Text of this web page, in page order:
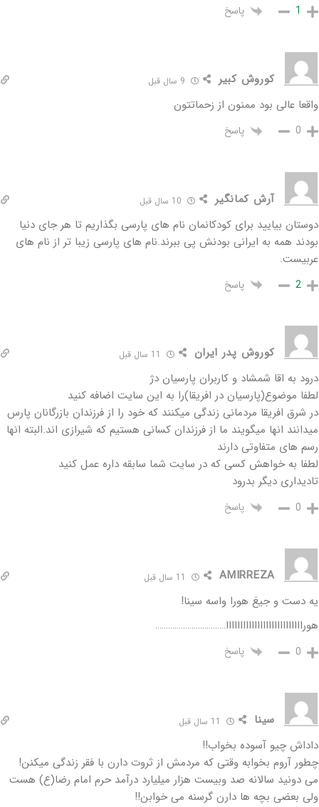
1 پاسخ
کوروش کبیر
واقعا عالی بود ممنون از زحماتتون
0 پاسخ
آرش کمانگیر
دوستان بیایید برای کودکانمان نام های پارسی بگذاریم تا هر جای دنیا
بودند همه به ایرانی بودنش پی ببرند.نام های پارسی زیبا تر از نام های
عربیست.
2 پاسخ
کوروش پدر ایران
درود به اقا شمشاد و کاربران پارسیان دژ
لطفا موضوع(پارسیان در افریقا)را به این سایت اضافه کنید
در شرق افریقا مردمانی زندگی میکنند که خود را از فرزندان بازرگانان پارس
میدانند انها میگویند ما از فرزندان کسانی هستیم که شیرازی اند.البته انها
رسم های متفاوتی دارند
لطفا به خواهش کسی که در سایت شما سابقه داره عمل کنید
تادیداری دیگر بدرود
0 پاسخ
AMIRREZA
یه دست و جیغ هورا واسه سینا!
هورااااااااااااااااااااااااااا……………………………
0 پاسخ
سینا
داداش چیو آسوده بخواب!!
چطور آروم بخوابه وقتی که مردمش از ثروت دارن با فقر زندگی میکنن!
می دونید سالانه صد وبیست هزار میلیارد درآمد حرم امام رضا(ع) هست
ولی بعضی بچه ها دارن گرسنه می خوابن!!